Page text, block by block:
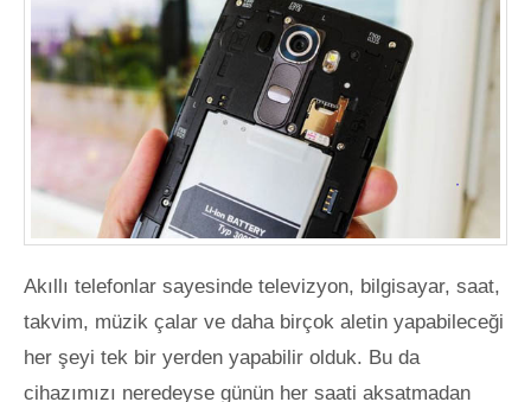
Akıllı telefonlar sayesinde televizyon, bilgisayar, saat,
takvim, müzik çalar ve daha birçok aletin yapabileceği
her şeyi tek bir yerden yapabilir olduk. Bu da
cihazımızı neredeyse günün her saati aksatmadan